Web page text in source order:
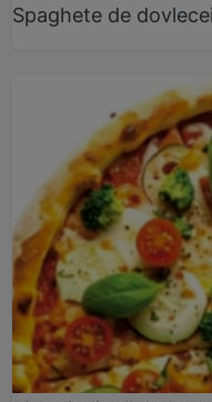
Spaghete de dovlecei